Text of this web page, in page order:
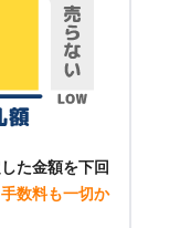
た金額を下回
数料も一切か